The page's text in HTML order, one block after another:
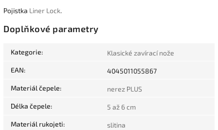
Pojistka Liner Lock.
Doplňkové parametry
Kategorie: Klasické zavírací nože
EAN: 4045011055867
Materiál čepele: nerez PLUS
Délka čepele: 5 až 6 cm
Materiál rukojeti: slitina